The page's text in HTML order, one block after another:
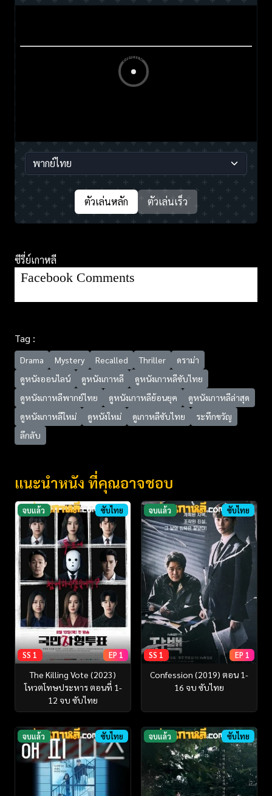
ตัวเล่นหลัก ตัวเล่นเร็ว
ซีรี่ย์เกาหลี
Facebook Comments
Tag :
Drama Mystery Recalled Thriller
ดราม่า
ดูหนังออนไลน์
ดูหนังเกาหลี
ดูหนังเกาหลีซับไทย
ดูหนังเกาหลีพากย์ไทย
ดูหนังเกาหลีย้อนยุค
ดูหนังเกาหลีล่าสุด
ดูหนังเกาหลีใหม่
ดูหนังใหม่ ดูเกาหลีซับไทย
ระทึกขวัญ
ลึกลับ
แนะนำหนัง ที่คุณอาจชอบ
จบแล้ว ซับไทย
SS 1 EP 1
The Killing Vote (2023)
โหวตโทษประหาร ตอนที่ 1-
12 จบ ซับไทย
จบแล้ว ซับไทย
SS 1 EP 1
Confession (2019) ตอน 1-
16 จบ ซับไทย
จบแล้ว ซับไทย จบแล้ว ซับไทย